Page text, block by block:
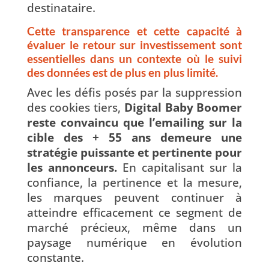
destinataire.
Cette transparence et cette capacité à
évaluer le retour sur investissement sont
essentielles dans un contexte où le suivi
des données est de plus en plus limité.
Avec les défis posés par la suppression
des cookies tiers, Digital Baby Boomer
reste convaincu que l’emailing sur la
cible des + 55 ans demeure une
stratégie puissante et pertinente pour
les annonceurs.En capitalisant sur la
confiance, la pertinence et la mesure,
les marques peuvent continuer à
atteindre efficacement ce segment de
marché précieux, même dans un
paysage numérique en évolution
constante.